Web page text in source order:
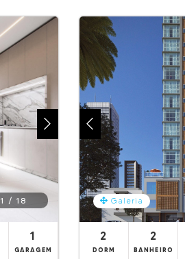
1 / 18
1
GARAGEM
Galeria
2
DORM
2
BANHEIRO